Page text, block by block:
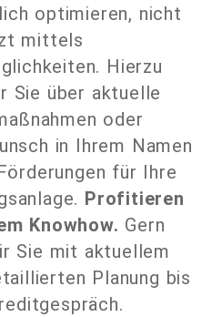
optimieren, nicht
mittels
Hierzu
Sie über aktuelle
oder
in Ihrem Namen
für Ihre
Profitieren
Knowhow. Gern
Sie mit aktuellem
Planung bis